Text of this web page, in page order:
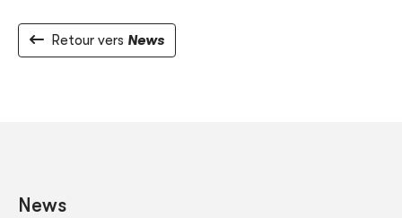
Retour vers News
News